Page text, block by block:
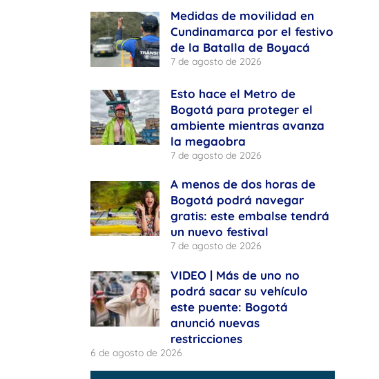
Medidas de movilidad en
Cundinamarca por el festivo
de la Batalla de Boyacá
7 de agosto de 2026
Esto hace el Metro de
Bogotá para proteger el
ambiente mientras avanza
la megaobra
7 de agosto de 2026
A menos de dos horas de
Bogotá podrá navegar
gratis: este embalse tendrá
un nuevo festival
7 de agosto de 2026
VIDEO | Más de uno no
podrá sacar su vehículo
este puente: Bogotá
anunció nuevas
restricciones
6 de agosto de 2026